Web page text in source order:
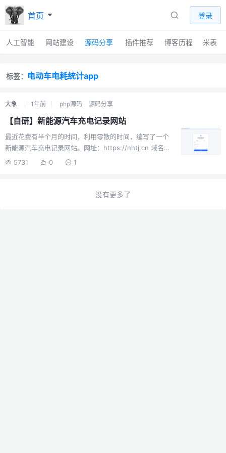
首页 登录
人工智能 网站建设 源码分享 插件推荐 博客历程 米表
标签： 电动车电耗统计app
大象 1年前 php源码 源码分享
【自研】新能源汽车充电记录网站
最近花费有半个月的时间，利用零散的时间，编写了一个
新能源汽车充电记录网站。网址：https://nhtj.cn 域名寓
意：能耗统计（网址为首字母+cn）软件功能：注册用户
额、累计行驶总里程、累计百公里电耗记录列表日期、充
5731 0 1
没有更多了